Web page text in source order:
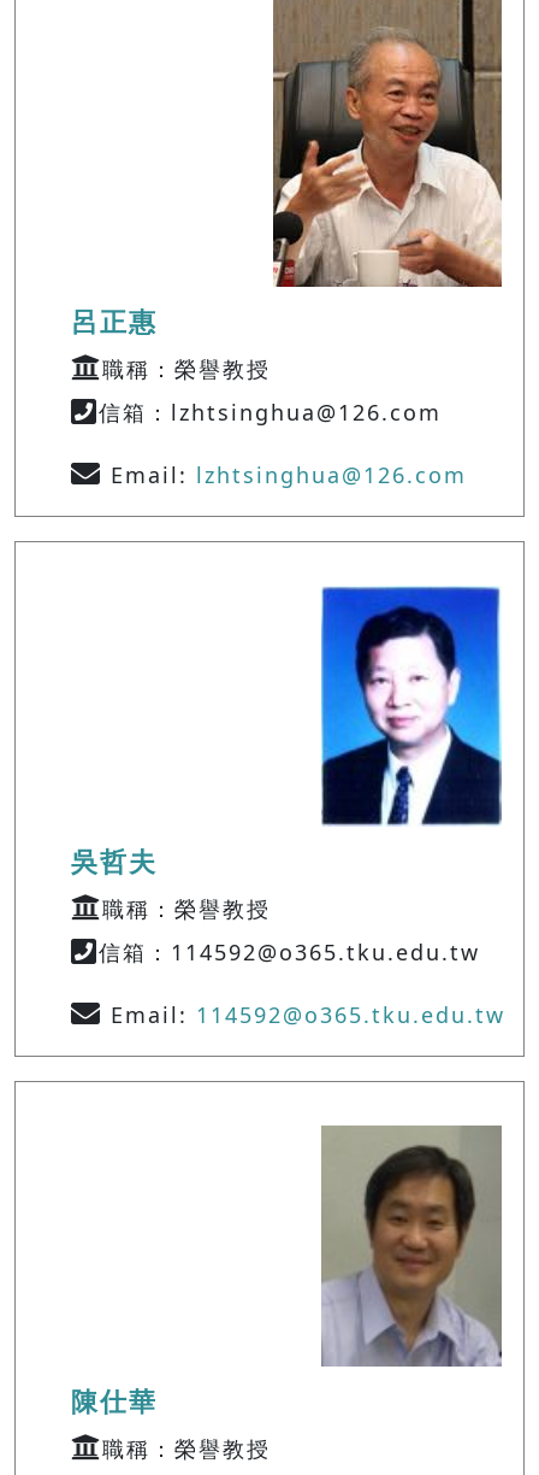
呂正惠
職稱：榮譽教授
信箱：lzhtsinghua@126.com
Email: lzhtsinghua@126.com
吳哲夫
職稱：榮譽教授
信箱：114592@o365.tku.edu.tw
Email: 114592@o365.tku.edu.tw
陳仕華
職稱：榮譽教授